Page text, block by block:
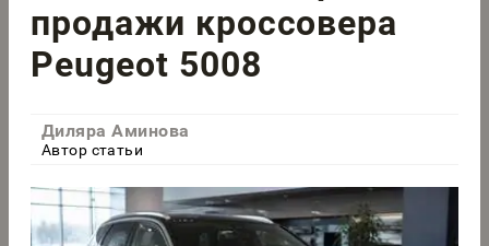
продажи кроссовера
Peugeot 5008
Диляра Аминова
Автор статьи